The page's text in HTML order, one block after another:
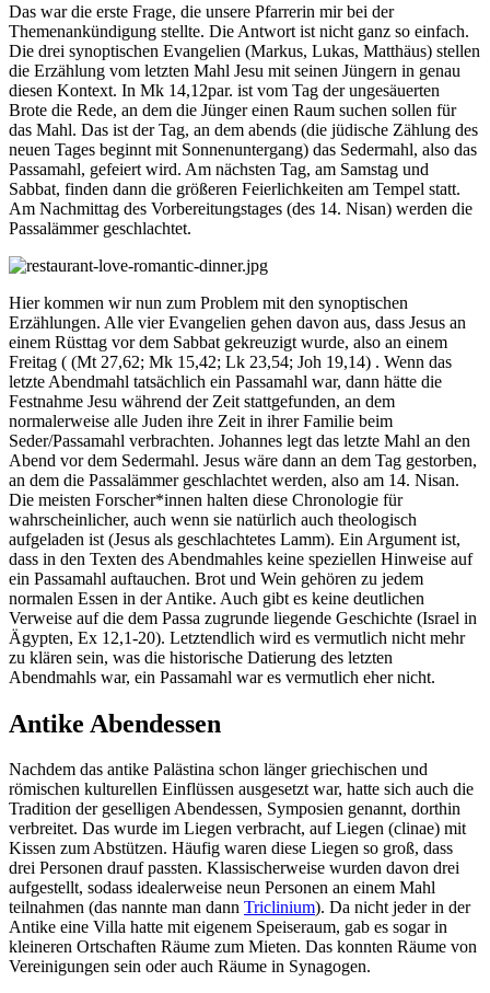
Das war die erste Frage, die unsere Pfarrerin mir bei der
Themenankündigung stellte. Die Antwort ist nicht ganz so einfach.
Die drei synoptischen Evangelien (Markus, Lukas, Matthäus) stellen
die Erzählung vom letzten Mahl Jesu mit seinen Jüngern in genau
diesen Kontext. In Mk 14,12par. ist vom Tag der ungesäuerten
Brote die Rede, an dem die Jünger einen Raum suchen sollen für
das Mahl. Das ist der Tag, an dem abends (die jüdische Zählung des
neuen Tages beginnt mit Sonnenuntergang) das Sedermahl, also das
Passamahl, gefeiert wird. Am nächsten Tag, am Samstag und
Sabbat, finden dann die größeren Feierlichkeiten am Tempel statt.
Am Nachmittag des Vorbereitungstages (des 14. Nisan) werden die
Passalämmer geschlachtet.
Hier kommen wir nun zum Problem mit den synoptischen
Erzählungen. Alle vier Evangelien gehen davon aus, dass Jesus an
einem Rüsttag vor dem Sabbat gekreuzigt wurde, also an einem
Freitag ( (Mt 27,62; Mk 15,42; Lk 23,54; Joh 19,14) . Wenn das
letzte Abendmahl tatsächlich ein Passamahl war, dann hätte die
Festnahme Jesu während der Zeit stattgefunden, an dem
normalerweise alle Juden ihre Zeit in ihrer Familie beim
Seder/Passamahl verbrachten. Johannes legt das letzte Mahl an den
Abend vor dem Sedermahl. Jesus wäre dann an dem Tag gestorben,
an dem die Passalämmer geschlachtet werden, also am 14. Nisan.
Die meisten Forscher*innen halten diese Chronologie für
wahrscheinlicher, auch wenn sie natürlich auch theologisch
aufgeladen ist (Jesus als geschlachtetes Lamm). Ein Argument ist,
dass in den Texten des Abendmahles keine speziellen Hinweise auf
ein Passamahl auftauchen. Brot und Wein gehören zu jedem
normalen Essen in der Antike. Auch gibt es keine deutlichen
Verweise auf die dem Passa zugrunde liegende Geschichte (Israel in
Ägypten, Ex 12,1-20). Letztendlich wird es vermutlich nicht mehr
zu klären sein, was die historische Datierung des letzten
Abendmahls war, ein Passamahl war es vermutlich eher nicht.
Antike Abendessen
Nachdem das antike Palästina schon länger griechischen und
römischen kulturellen Einflüssen ausgesetzt war, hatte sich auch die
Tradition der geselligen Abendessen, Symposien genannt, dorthin
verbreitet. Das wurde im Liegen verbracht, auf Liegen (clinae) mit
Kissen zum Abstützen. Häufig waren diese Liegen so groß, dass
drei Personen drauf passten. Klassischerweise wurden davon drei
aufgestellt, sodass idealerweise neun Personen an einem Mahl
teilnahmen (das nannte man dann Triclinium). Da nicht jeder in der
Antike eine Villa hatte mit eigenem Speiseraum, gab es sogar in
kleineren Ortschaften Räume zum Mieten. Das konnten Räume von
Vereinigungen sein oder auch Räume in Synagogen.